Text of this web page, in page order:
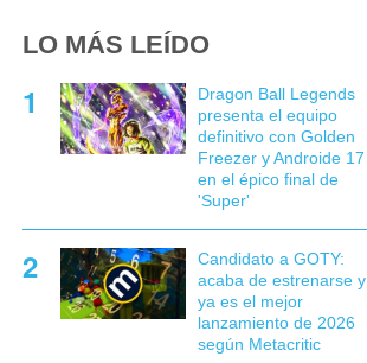
LO MÁS LEÍDO
Dragon Ball Legends
presenta el equipo
definitivo con Golden
Freezer y Androide 17
en el épico final de
'Super'
Candidato a GOTY:
acaba de estrenarse y
ya es el mejor
lanzamiento de 2026
según Metacritic